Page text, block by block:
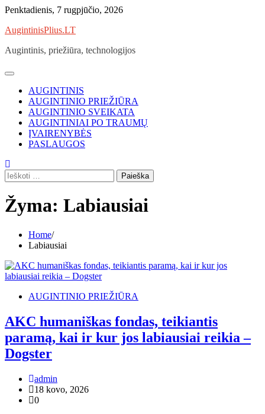
Skip
content
Penktadienis, 7 rugpjūčio, 2026
AugintinisPlius.LT
Augintinis, priežiūra, technologijos
AUGINTINIS
AUGINTINIO PRIEŽIŪRA
AUGINTINIO SVEIKATA
AUGINTINIAI PO TRAUMŲ
ĮVAIRENYBĖS
PASLAUGOS
Ieškoti:
Žyma: Labiausiai
Home
Labiausiai
AUGINTINIO PRIEŽIŪRA
AKC humaniškas fondas, teikiantis
paramą, kai ir kur jos labiausiai reikia –
Dogster
admin
18 kovo, 2026
0